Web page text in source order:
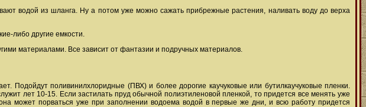
водой из шланга. Ну а потом уже можно сажать прибрежные растения, наливать воду до верха
либо другие емкости.
материалами. Все зависит от фантазии и подручных материалов.
Подойдут поливинилхлоридные (ПВХ) и более дорогие каучуковые или бутилкаучуковые пленки.
лет 10-15. Если застилать пруд обычной полиэтиленовой пленкой, то придется все менять уже
может порваться уже при заполнении водоема водой в первые же дни, и всю работу придется